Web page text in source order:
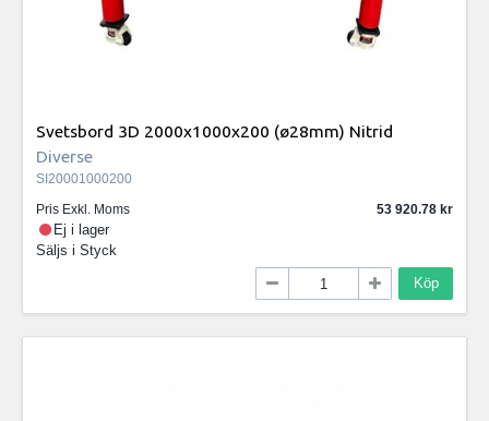
Svetsbord 3D 2000x1000x200 (ø28mm) Nitrid
Diverse
SI20001000200
Pris Exkl. Moms
53 920.78
Ej i lager
Säljs i Styck
Köp